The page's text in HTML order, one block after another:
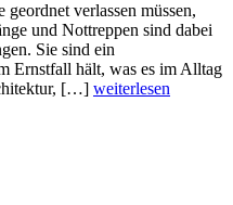
verlassen müssen,
und Nottreppen sind dabei
Sie sind ein
Ernstfall hält, was es im Alltag
[…] weiterlesen